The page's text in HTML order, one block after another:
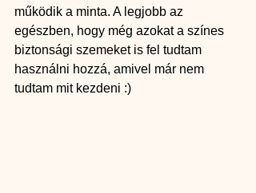
működik a minta. A legjobb az
egészben, hogy még azokat a színes
biztonsági szemeket is fel tudtam
használni hozzá, amivel már nem
tudtam mit kezdeni :)